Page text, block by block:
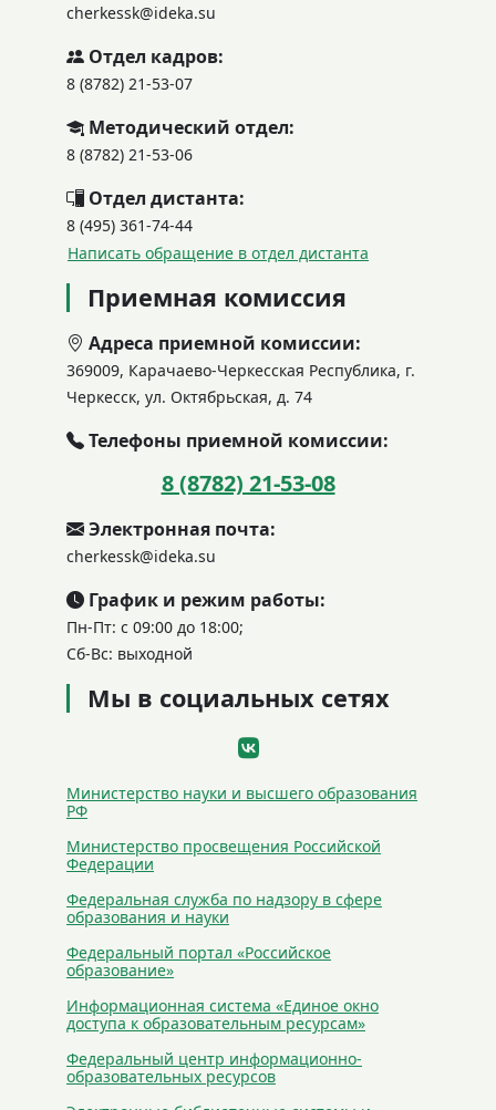
cherkessk@ideka.su
Отдел кадров:
8 (8782) 21-53-07
Методический отдел:
8 (8782) 21-53-06
Отдел дистанта:
8 (495) 361-74-44
Написать обращение в отдел дистанта
Приемная комиссия
Адреса приемной комиссии:
369009, Карачаево-Черкесская Республика, г.
Черкесск, ул. Октябрьская, д. 74
Телефоны приемной комиссии:
8 (8782) 21-53-08
Электронная почта:
cherkessk@ideka.su
График и режим работы:
Пн-Пт: с 09:00 до 18:00;
Сб-Вс: выходной
Мы в социальных сетях
Министерство науки и высшего образования
РФ
Министерство просвещения Российской
Федерации
Федеральная служба по надзору в сфере
образования и науки
Федеральный портал «Российское
образование»
Информационная система «Единое окно
доступа к образовательным ресурсам»
Федеральный центр информационно-
образовательных ресурсов